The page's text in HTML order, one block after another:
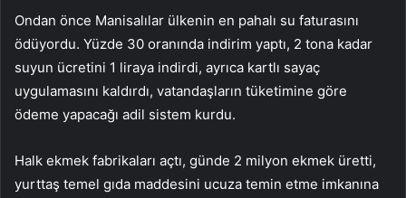
Ondan önce Manisalılar ülkenin en pahalı su faturasını
ödüyordu. Yüzde 30 oranında indirim yaptı, 2 tona kadar
suyun ücretini 1 liraya indirdi, ayrıca kartlı sayaç
uygulamasını kaldırdı, vatandaşların tüketimine göre
ödeme yapacağı adil sistem kurdu.
Halk ekmek fabrikaları açtı, günde 2 milyon ekmek üretti,
yurttaş temel gıda maddesini ucuza temin etme imkanına